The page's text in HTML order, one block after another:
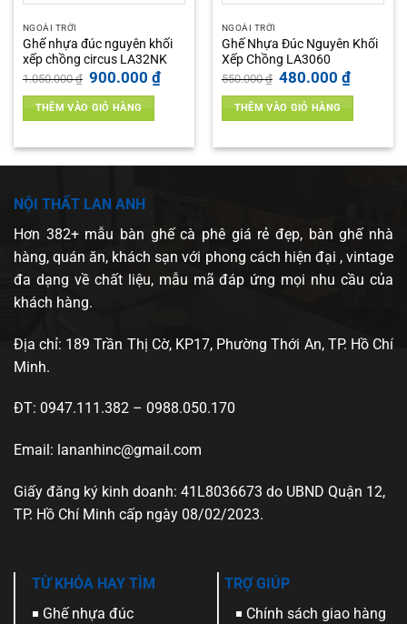
NGOÀI TRỜI
Ghế nhựa đúc nguyên khối
xếp chồng circus LA32NK
1.050.000₫ Giá
gốc
là:
1.050.000 ₫.
900.000 ₫Giá
hiện
THÊM VÀO GIỎ HÀNG
NGOÀI TRỜI
Ghế Nhựa Đúc Nguyên Khối
Xếp Chồng LA3060
550.000₫ Giá
gốc
là:
550.000 ₫.
480.000 ₫Giá
hiện
tại
480.000
THÊM VÀO GIỎ HÀNG
NỘI THẤT LAN ANH
Hơn 382+ mẫu bàn ghế cà phê giá rẻ đẹp, bàn ghế nhà
hàng, quán ăn, khách sạn với phong cách hiện đại , vintage
đa dạng về chất liệu, mẫu mã đáp ứng mọi nhu cầu của
khách hàng.
Địa chỉ: 189 Trần Thị Cờ, KP17, Phường Thới An, TP. Hồ Chí
Minh.
ĐT: 0947.111.382 – 0988.050.170
Email: lananhinc@gmail.com
Giấy đăng ký kinh doanh: 41L8036673 do UBND Quận 12,
TP. Hồ Chí Minh cấp ngày 08/02/2023.
TỪ KHÓA HAY TÌM
Ghế nhựa đúc
TRỢ GIÚP
Chính sách giao hàng